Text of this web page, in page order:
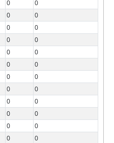
0
0
0
0
0
0
0
0
0
0
0
0
0
0
0
0
0
0
0
0
0
0
0
0